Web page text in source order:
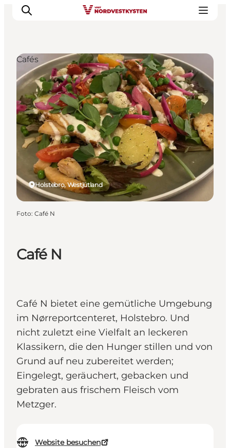
Urlaubsorte
Inspiration
Events
Unterkunft
Mach deine Urlaubsplanung
Café N
Café N bietet eine gemütliche Umgebung
im Nørreportcenteret, Holstebro. Und
nicht zuletzt eine Vielfalt an leckeren
Klassikern, die den Hunger stillen und von
Grund auf neu zubereitet werden;
Eingelegt, geräuchert, gebacken und
gebraten aus frischem Fleisch vom
Metzger.
Website besuchen
Holstebro, Westjütland
Cafés
Foto: Café N